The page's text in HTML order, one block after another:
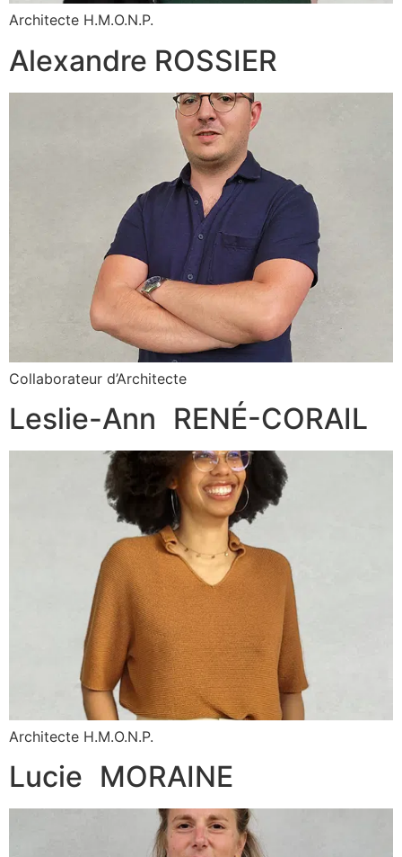
Architecte H.M.O.N.P.
Alexandre ROSSIER
Collaborateur d’Architecte
Leslie-Ann RENÉ-CORAIL
Architecte H.M.O.N.P.
Lucie MORAINE